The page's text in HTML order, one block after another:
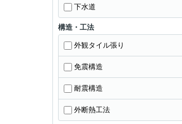
下水道
構造・工法
外観タイル張り
免震構造
耐震構造
外断熱工法